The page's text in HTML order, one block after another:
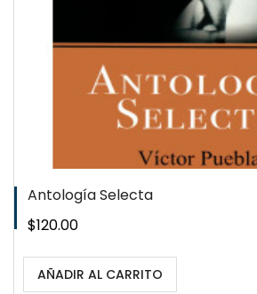
Antología Selecta
Precio
$120.00
AÑADIR AL CARRITO